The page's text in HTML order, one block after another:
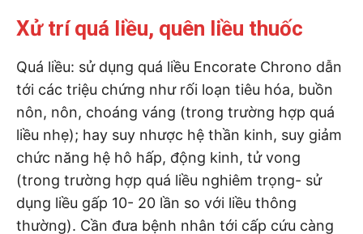
Xử trí quá liều, quên liều thuốc
Quá liều: sử dụng quá liều Encorate Chrono dẫn
tới các triệu chứng như rối loạn tiêu hóa, buồn
nôn, nôn, choáng váng (trong trường hợp quá
liều nhẹ); hay suy nhược hệ thần kinh, suy giảm
chức năng hệ hô hấp, động kinh, tử vong
(trong trường hợp quá liều nghiêm trọng- sử
dụng liều gấp 10- 20 lần so với liều thông
thường). Cần đưa bệnh nhân tới cấp cứu càng